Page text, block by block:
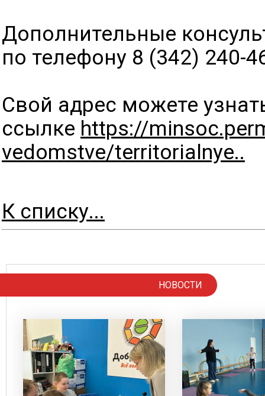
Дополнительные
по телефону 8 (342) 240-
Свой адрес можете
ссылке https://
vedomstve/territorialnye..
К списку...
НОВОСТИ